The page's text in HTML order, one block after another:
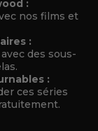
:
nos films et
:
des sous-
:
ces séries